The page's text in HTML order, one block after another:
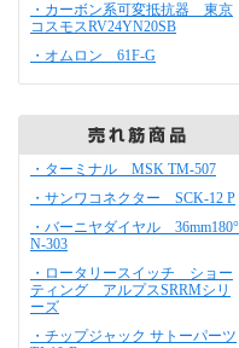
・カーボン系可変抵抗器 東京
コスモスRV24YN20SB
・オムロン 61F-G
・ターミナル MSK TM-507
・サンワコネクター SCK-12 P
・バーニヤダイヤル 36mm180°
N-303
・ロータリースイッチ ショー
ティング アルプスSRRMシリ
ーズ
・チップジャック サトーパーツ